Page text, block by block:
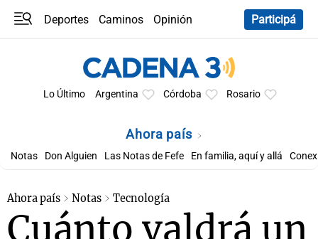
Deportes Caminos
Opinión
Participá
Lo Último Argentina Córdoba Rosario
Ahora país
Notas Don Alguien Las Notas de Fefe En familia, aquí y allá
Ahora país Notas Tecnología
Cuánto valdrá un